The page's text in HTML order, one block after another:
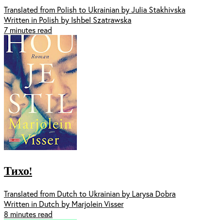
Translated from Polish to Ukrainian by Julia Stakhivska
Written in Polish by Ishbel Szatrawska
7 minutes read
Тихо!
Translated from Dutch to Ukrainian by Larysa Dobra
Written in Dutch by Marjolein Visser
8 minutes read